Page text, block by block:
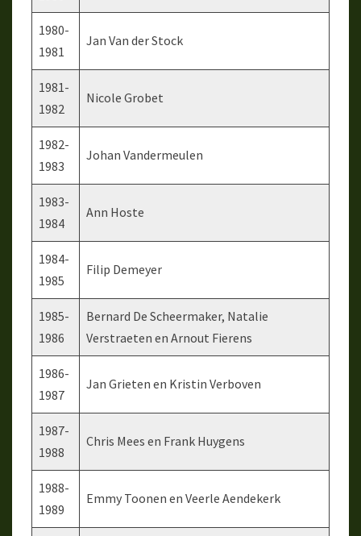
1980-
1981
Jan Van der Stock
1981-
1982
Nicole Grobet
1982-
1983
Johan Vandermeulen
1983-
1984
Ann Hoste
1984-
1985
Filip Demeyer
1985-
1986
Bernard De Scheermaker, Natalie
Verstraeten en Arnout Fierens
1986-
1987
Jan Grieten en Kristin Verboven
1987-
1988
Chris Mees en Frank Huygens
1988-
1989
Emmy Toonen en Veerle Aendekerk